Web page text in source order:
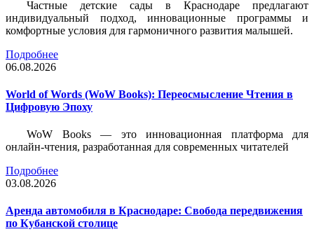
Частные детские сады в Краснодаре предлагают
индивидуальный подход, инновационные программы и
комфортные условия для гармоничного развития малышей.
Подробнее
06.08.2026
World of Words (WoW Books): Переосмысление Чтения в
Цифровую Эпоху
WoW Books — это инновационная платформа для
онлайн-чтения, разработанная для современных читателей
Подробнее
03.08.2026
Аренда автомобиля в Краснодаре: Свобода передвижения
по Кубанской столице